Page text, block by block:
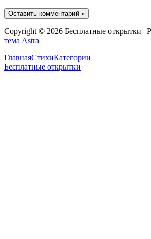
Copyright © 2026 Бесплатные открытки |
тема Astra
ГлавнаяСтихиКатегории
Бесплатные открытки